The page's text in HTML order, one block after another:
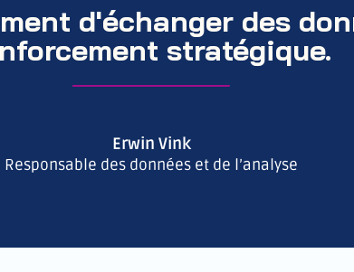
d'échanger des
stratégique.
Erwin Vink
Responsable des données et de l’analyse